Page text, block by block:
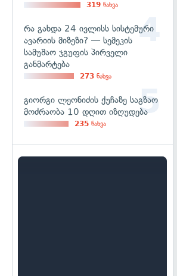
319 ნახვა
რა გახდა 24 ივლისს სისტემური
ავარიის მიზეზი? — სემეკის
სამუშაო ჯგუფის პირველი
განმარტება
273 ნახვა
გიორგი ლეონიძის ქუჩაზე საგზაო
მოძრაობა 10 დღით იზღუდება
235 ნახვა